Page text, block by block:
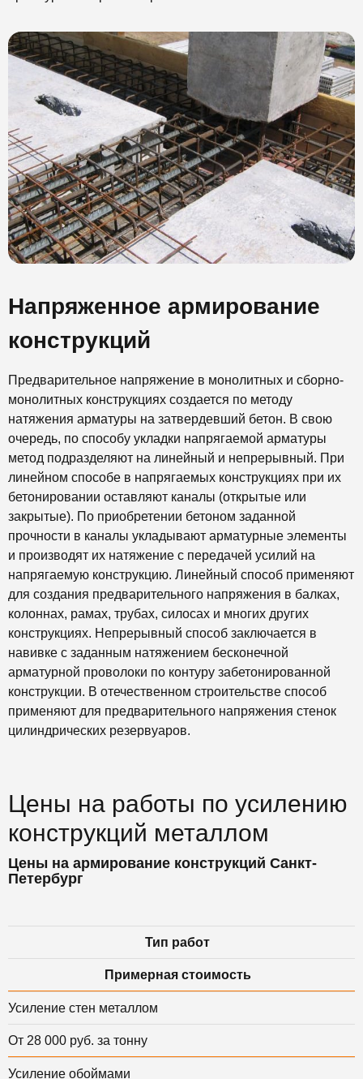
Напряженное армирование
конструкций
Предварительное напряжение в монолитных и сборно-
монолитных конструкциях создается по методу
натяжения арматуры на затвердевший бетон. В свою
очередь, по способу укладки напрягаемой арматуры
метод подразделяют на линейный и непрерывный. При
линейном способе в напрягаемых конструкциях при их
бетонировании оставляют каналы (открытые или
закрытые). По приобретении бетоном заданной
прочности в каналы укладывают арматурные элементы
и производят их натяжение с передачей усилий на
напрягаемую конструкцию. Линейный способ применяют
для создания предварительного напряжения в балках,
колоннах, рамах, трубах, силосах и многих других
конструкциях. Непрерывный способ заключается в
навивке с заданным натяжением бесконечной
арматурной проволоки по контуру забетонированной
конструкции. В отечественном строительстве способ
применяют для предварительного напряжения стенок
цилиндрических резервуаров.
Цены на работы по усилению
конструкций металлом
Цены на армирование конструкций Санкт-
Петербург
Тип работ
Примерная стоимость
Усиление стен металлом
От 28 000 руб. за тонну
Усиление обоймами